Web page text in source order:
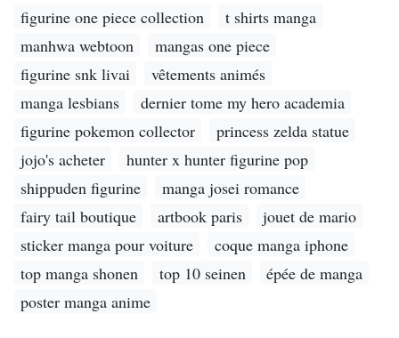
figurine one piece collection
t shirts manga
manhwa webtoon
mangas one piece
figurine snk livai
vêtements animés
manga lesbians
dernier tome my hero academia
figurine pokemon collector
princess zelda statue
jojo's acheter
hunter x hunter figurine pop
shippuden figurine
manga josei romance
fairy tail boutique
artbook paris
jouet de mario
sticker manga pour voiture
coque manga iphone
top manga shonen
top 10 seinen
épée de manga
poster manga anime